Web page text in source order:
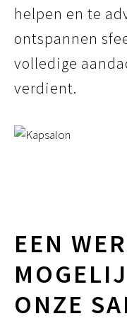
helpen en te
ontspannen
volledige
verdient.
EEN
ONZE